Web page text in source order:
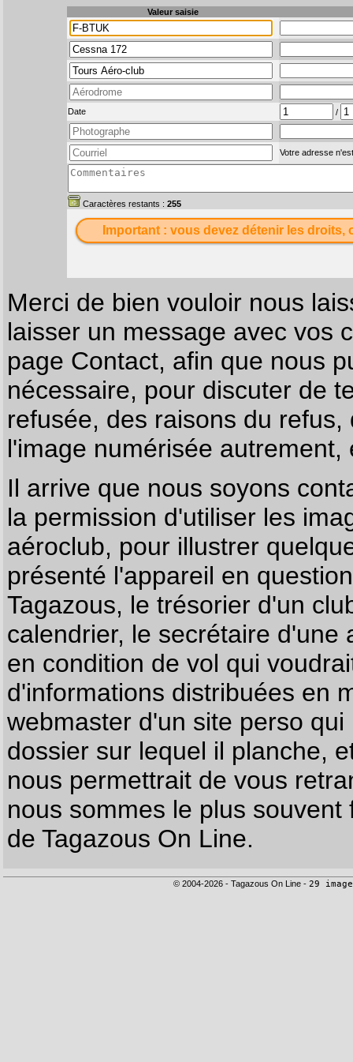
Valeur saisie
Date /
Votre adresse
Caractères restants : 255
Important : vous devez détenir les
Merci de bien vouloir nous
laisser un message avec vos
page Contact, afin que nous
nécessaire, pour discuter de
refusée, des raisons du
l'image numérisée autrement,
Il arrive que nous soyons
la permission d'utiliser les
aéroclub, pour illustrer
présenté l'appareil en
Tagazous, le trésorier d'un
calendrier, le secrétaire
en condition de vol qui
d'informations distribuées en
webmaster d'un site perso
dossier sur lequel il planche,
nous permettrait de vous
nous sommes le plus
de Tagazous On Line.
© 2004-2026 - Tagazous On Line - 29